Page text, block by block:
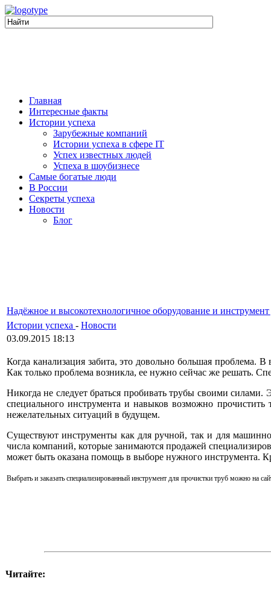
Главная
Интересные факты
Истории успеха
Зарубежные компаний
Истории успеха в сфере IT
Успех известных людей
Успеха в шоубизнесе
Самые богатые люди
В России
Секреты успеха
Новости
Блог
Надёжное и высокотехнологичное оборудование и
Истории успеха - Новости
03.09.2015 18:13
Когда канализация забита, это довольно большая проблема. В
Как только проблема возникла, ее нужно сейчас же решать.
Никогда не следует браться пробивать трубы своими
специального инструмента и навыков возможно
нежелательных ситуаций в будущем.
Существуют инструменты как для ручной, так и для
числа компаний, которые занимаются продажей
может быть оказана помощь в выборе нужного инструмента.
Выбрать и заказать специализированный инструмент для прочистки труб можно на
Читайте: